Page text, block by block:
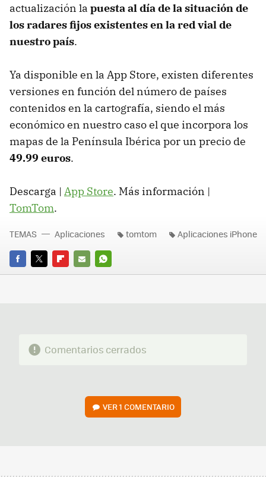
actualización la puesta al día de la situación de
los radares fijos existentes en la red vial de
nuestro país.
Ya disponible en la App Store, existen diferentes
versiones en función del número de países
contenidos en la cartografía, siendo el más
económico en nuestro caso el que incorpora los
mapas de la Península Ibérica por un precio de
49.99 euros.
Descarga | App Store. Más información |
TomTom.
FACEBOOK
TWITTERFLIPBOARD
E-
WHATSAPP
TEMAS Aplicaciones tomtom Aplicaciones iPhone
Comentarios cerrados
VER1 COMENTARIO